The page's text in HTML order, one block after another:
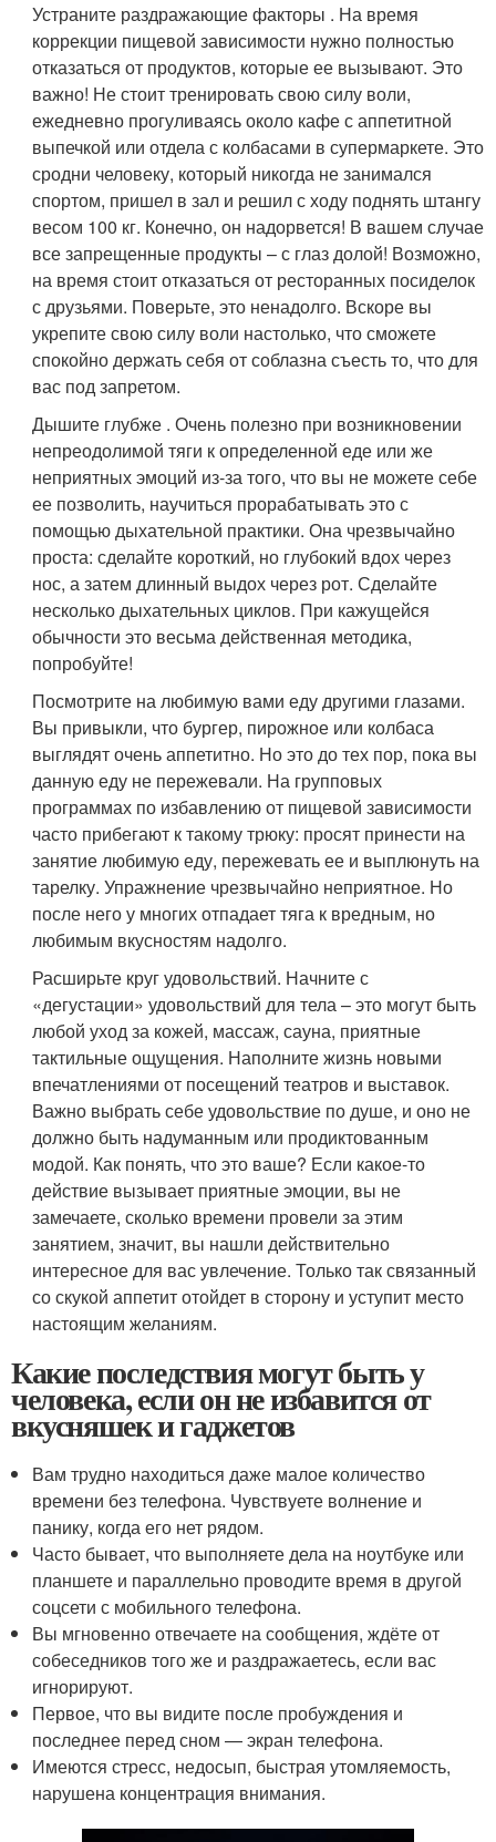
Устраните раздражающие факторы . На время
коррекции пищевой зависимости нужно полностью
отказаться от продуктов, которые ее вызывают. Это
важно! Не стоит тренировать свою силу воли,
ежедневно прогуливаясь около кафе с аппетитной
выпечкой или отдела с колбасами в супермаркете. Это
сродни человеку, который никогда не занимался
спортом, пришел в зал и решил с ходу поднять штангу
весом 100 кг. Конечно, он надорвется! В вашем случае
все запрещенные продукты – с глаз долой! Возможно,
на время стоит отказаться от ресторанных посиделок
с друзьями. Поверьте, это ненадолго. Вскоре вы
укрепите свою силу воли настолько, что сможете
спокойно держать себя от соблазна съесть то, что для
вас под запретом.
Дышите глубже . Очень полезно при возникновении
непреодолимой тяги к определенной еде или же
неприятных эмоций из-за того, что вы не можете себе
ее позволить, научиться прорабатывать это с
помощью дыхательной практики. Она чрезвычайно
проста: сделайте короткий, но глубокий вдох через
нос, а затем длинный выдох через рот. Сделайте
несколько дыхательных циклов. При кажущейся
обычности это весьма действенная методика,
попробуйте!
Посмотрите на любимую вами еду другими глазами.
Вы привыкли, что бургер, пирожное или колбаса
выглядят очень аппетитно. Но это до тех пор, пока вы
данную еду не пережевали. На групповых
программах по избавлению от пищевой зависимости
часто прибегают к такому трюку: просят принести на
занятие любимую еду, пережевать ее и выплюнуть на
тарелку. Упражнение чрезвычайно неприятное. Но
после него у многих отпадает тяга к вредным, но
любимым вкусностям надолго.
Расширьте круг удовольствий. Начните с
«дегустации» удовольствий для тела – это могут быть
любой уход за кожей, массаж, сауна, приятные
тактильные ощущения. Наполните жизнь новыми
впечатлениями от посещений театров и выставок.
Важно выбрать себе удовольствие по душе, и оно не
должно быть надуманным или продиктованным
модой. Как понять, что это ваше? Если какое-то
действие вызывает приятные эмоции, вы не
замечаете, сколько времени провели за этим
занятием, значит, вы нашли действительно
интересное для вас увлечение. Только так связанный
со скукой аппетит отойдет в сторону и уступит место
настоящим желаниям.
Какие последствия могут быть у
человека, если он не избавится от
вкусняшек и гаджетов
Вам трудно находиться даже малое количество
времени без телефона. Чувствуете волнение и
панику, когда его нет рядом.
Часто бывает, что выполняете дела на ноутбуке или
планшете и параллельно проводите время в другой
соцсети с мобильного телефона.
Вы мгновенно отвечаете на сообщения, ждёте от
собеседников того же и раздражаетесь, если вас
игнорируют.
Первое, что вы видите после пробуждения и
последнее перед сном — экран телефона.
Имеются стресс, недосып, быстрая утомляемость,
нарушена концентрация внимания.